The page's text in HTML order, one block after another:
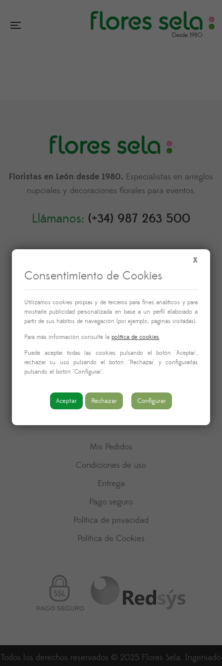
Floristas en León desde 1980. Especialistas en arreglos
nupciales y decoraciones florales para eventos.
Llámanos: (+34) 987 263 500
Información
Nosotros
Aviso legal
Política de devoluciones
Mis Pedidos
Condiciones de uso
Entrega
Pago seguro
Política de privacidad
Política de Cookies
Todos los derechos reservados © 2025 Flores Sela. Ingeniado
X
Consentimiento de Cookies
Utilizamos cookies propias y de terceros para fines analíticos y para
mostrarle publicidad personalizada en base a un perfil elaborado a
partir de sus hábitos de navegación (por ejemplo, páginas visitadas).
Para más información consulte la política de cookies.
Puede aceptar todas las cookies pulsando el botón "Aceptar",
rechazar su uso pulsando el botón "Rechazar" y configurarlas
pulsando el botón "Configurar".
Aceptar Rechazar Configurar